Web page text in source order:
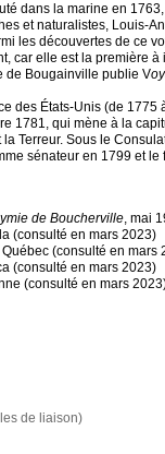
dans la marine en
et naturalistes, Louis-
les découvertes de ce
car elle est la première
de Bougainville publie V
des États-Unis (de
1781, qui mène à la
Terreur. Sous le
sénateur en 1799 et
de Boucherville, mai
(consulté en mars 2023)
(consulté en mars
(consulté en mars 2023)
(consulté en mars
de liaison)